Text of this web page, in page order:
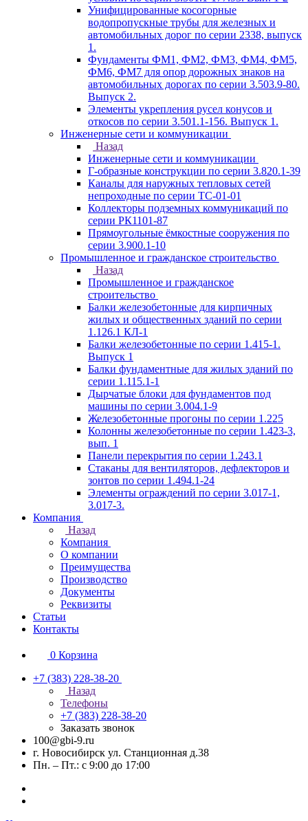
Унифицированные косогорные
водопропускные трубы для железных и
автомобильных дорог по серии 2338, выпуск
1.
Фундаменты ФМ1, ФМ2, ФМ3, ФМ4, ФМ5,
ФМ6, ФМ7 для опор дорожных знаков на
автомобильных дорогах по серии 3.503.9-80.
Выпуск 2.
Элементы укрепления русел конусов и
откосов по серии 3.501.1-156. Выпуск 1.
Инженерные сети и коммуникации
Назад
Инженерные сети и коммуникации
Г-образные конструкции по серии 3.820.1-39
Каналы для наружных тепловых сетей
непроходные по серии ТС-01-01
Коллекторы подземных коммуникаций по
серии РК1101-87
Прямоугольные ёмкостные сооружения по
серии 3.900.1-10
Промышленное и гражданское строительство
Назад
Промышленное и гражданское
строительство
Балки железобетонные для кирпичных
жилых и общественных зданий по серии
1.126.1 КЛ-1
Балки железобетонные по серии 1.415-1.
Выпуск 1
Балки фундаментные для жилых зданий по
серии 1.115.1-1
Дырчатые блоки для фундаментов под
машины по серии 3.004.1-9
Железобетонные прогоны по серии 1.225
Колонны железобетонные по серии 1.423-3,
вып. 1
Панели перекрытия по серии 1.243.1
Стаканы для вентиляторов, дефлекторов и
зонтов по серии 1.494.1-24
Элементы ограждений по серии 3.017-1,
3.017-3.
Компания
Назад
Компания
О компании
Преимущества
Производство
Документы
Реквизиты
Статьи
Контакты
0 Корзина
+7 (383) 228-38-20
Назад
Телефоны
+7 (383) 228-38-20
Заказать звонок
100@gbi-9.ru
г. Новосибирск ул. Станционная д.38
Пн. – Пт.: с 9:00 до 17:00